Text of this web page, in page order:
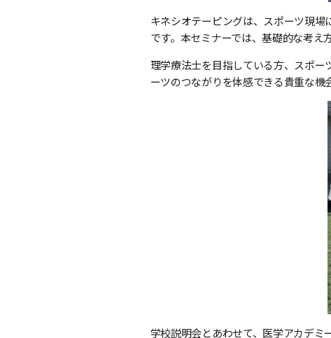
キネシオテーピングは、スポーツ現
です。本セミナーでは、基礎的な考え
理学療法士を目指している方、スポ
ーツのつながりを体感できる貴重な機
学校説明会とあわせて、医学アカデミ